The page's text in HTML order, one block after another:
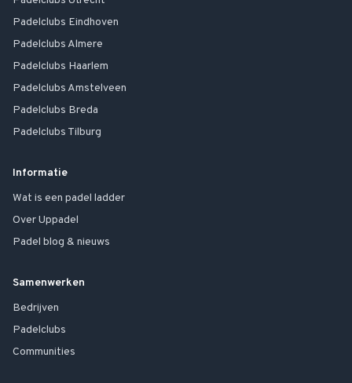
Padelclubs Eindhoven
Padelclubs Almere
Padelclubs Haarlem
Padelclubs Amstelveen
Padelclubs Breda
Padelclubs Tilburg
Informatie
Wat is een padel ladder
Over Uppadel
Padel blog & nieuws
Samenwerken
Bedrijven
Padelclubs
Communities